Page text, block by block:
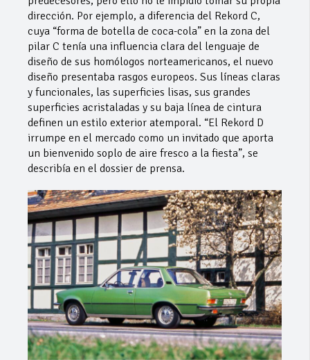
dirección. Por ejemplo, a diferencia del Rekord C,
cuya “forma de botella de coca-cola” en la zona del
pilar C tenía una influencia clara del lenguaje de
diseño de sus homólogos norteamericanos, el nuevo
diseño presentaba rasgos europeos. Sus líneas claras
y funcionales, las superficies lisas, sus grandes
superficies acristaladas y su baja línea de cintura
definen un estilo exterior atemporal. “El Rekord D
irrumpe en el mercado como un invitado que aporta
un bienvenido soplo de aire fresco a la fiesta”, se
describía en el dossier de prensa.